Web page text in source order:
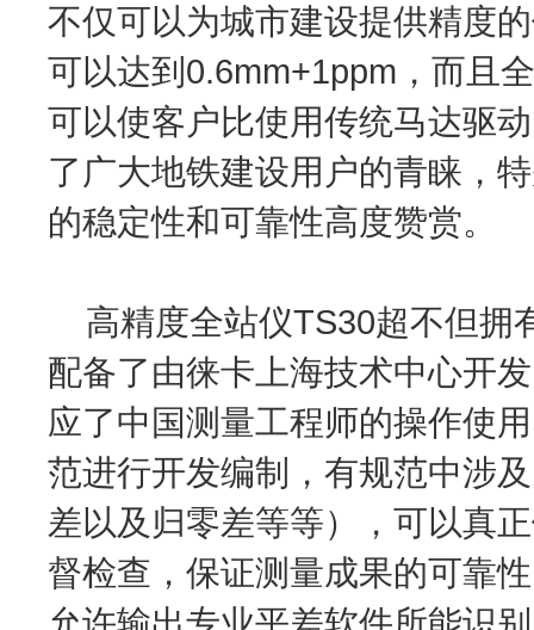
不仅可以为城市建设提供精度
可以达到0.6mm+1ppm，而且
可以使客户比使用传统马达驱
了广大地铁建设用户的青睐，
的稳定性和可靠性高度赞赏。
高精度全站仪TS30超不但拥
配备了由徕卡上海技术中心开
应了中国测量工程师的操作使
范进行开发编制，有规范中涉
差以及归零差等等），可以真
督检查，保证测量成果的可靠